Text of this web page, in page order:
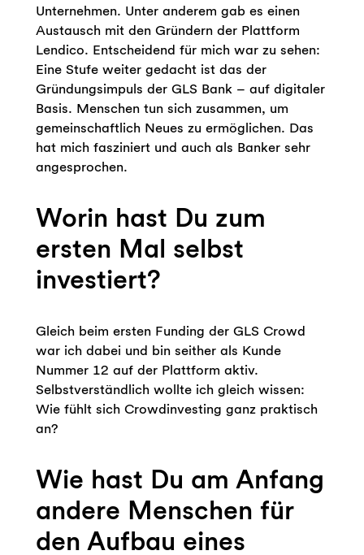
Unternehmen. Unter anderem gab es einen
Austausch mit den Gründern der Plattform
Lendico. Entscheidend für mich war zu sehen:
Eine Stufe weiter gedacht ist das der
Gründungsimpuls der GLS Bank – auf digitaler
Basis. Menschen tun sich zusammen, um
gemeinschaftlich Neues zu ermöglichen. Das
hat mich fasziniert und auch als Banker sehr
angesprochen.
Worin hast Du zum
ersten Mal selbst
investiert?
Gleich beim ersten Funding der GLS Crowd
war ich dabei und bin seither als Kunde
Nummer 12 auf der Plattform aktiv.
Selbstverständlich wollte ich gleich wissen:
Wie fühlt sich Crowdinvesting ganz praktisch
an?
Wie hast Du am Anfang
andere Menschen für
den Aufbau eines